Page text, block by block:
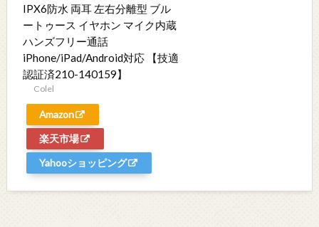
IPX6防水 両耳 左右分離型 ブル
ートゥース イヤホン マイク内蔵
ハンズフリー通話
iPhone/iPad/Android対応 【技適
認証済210-140159】
Colel
Amazon
楽天市場
Yahooショッピング